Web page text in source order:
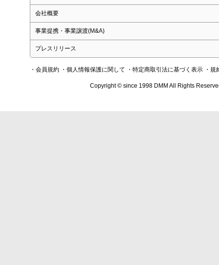
会社概要
事業提携・事業譲渡(M&A)
プレスリリース
・会員規約 ・個人情報保護に関して ・特定商取引法に基づく表示 ・規
Copyright © since 1998 DMM All Rights